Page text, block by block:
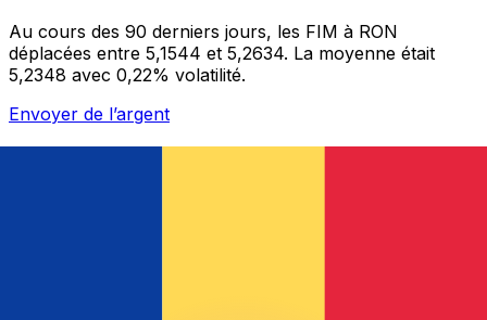
Au cours des 90 derniers jours, les FIM à RON
déplacées entre 5,1544 et 5,2634. La moyenne était
5,2348 avec 0,22% volatilité.
Envoyer de l’argent